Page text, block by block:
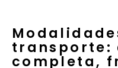
transporte:
completa,